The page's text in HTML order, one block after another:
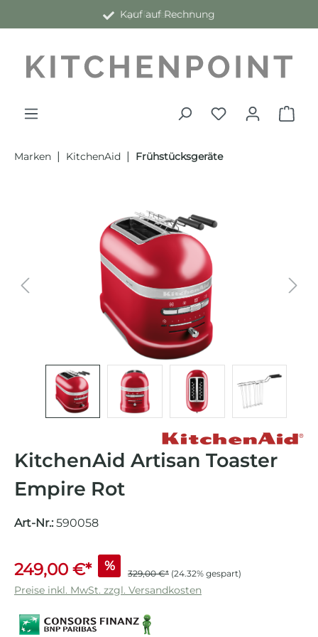
Kauf auf Rechnung
Marken | KitchenAid | Frühstücksgeräte
Bildergalerie überspringen
KitchenAid Artisan Toaster
Empire Rot
Art-Nr.: 590058
249,00 €* % 329,00 €* (24.32% gespart)
Preise inkl. MwSt. zzgl. Versandkosten